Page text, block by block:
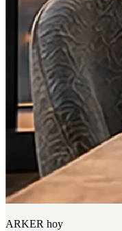
ARKER hoy